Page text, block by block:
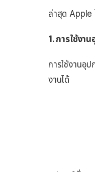
ล่าสุด Apple
1. การใช้ง
การใช้งาน
งานได้